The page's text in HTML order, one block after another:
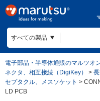
電子部品・半導体通販のマルツオ
ネクタ、相互接続（DigiKey）
>
セプタクル、メスソケット >
LD PCB